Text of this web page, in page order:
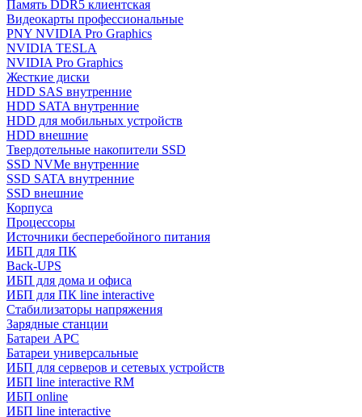
Память DDR5 клиентская
Видеокарты профессиональные
PNY NVIDIA Pro Graphics
NVIDIA TESLA
NVIDIA Pro Graphics
Жесткие диски
HDD SAS внутренние
HDD SATA внутренние
HDD для мобильных устройств
HDD внешние
Твердотельные накопители SSD
SSD NVMe внутренние
SSD SATA внутренние
SSD внешние
Корпуса
Процессоры
Источники бесперебойного питания
ИБП для ПК
Back-UPS
ИБП для дома и офиса
ИБП для ПК linе interactive
Стабилизаторы напряжения
Зарядные станции
Батареи APC
Батареи универсальные
ИБП для серверов и сетевых устройств
ИБП line interactive RM
ИБП online
ИБП linе interactive